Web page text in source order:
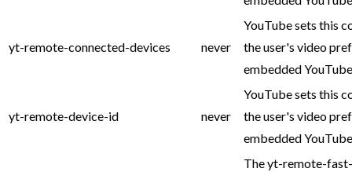
yt-remote-connected-devices never
YouTube sets this
the user's video
embedded
yt-remote-device-id never
YouTube sets this
the user's video
embedded
The yt-remote-